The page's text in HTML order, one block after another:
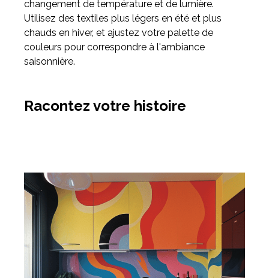
changement de température et de lumière.
Utilisez des textiles plus légers en été et plus
chauds en hiver, et ajustez votre palette de
couleurs pour correspondre à l'ambiance
saisonnière.
Racontez votre histoire